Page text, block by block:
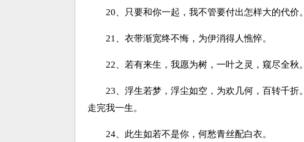
20、只要和你一起，我不管要付出怎样大的代价。
21、衣带渐宽终不悔，为伊消得人憔悴。
22、若有来生，我愿为树，一叶之灵，窥尽全秋。
23、浮生若梦，浮尘如空，为欢几何，百转千折
走完我一生。
24、此生如若不是你，何愁青丝配白衣。